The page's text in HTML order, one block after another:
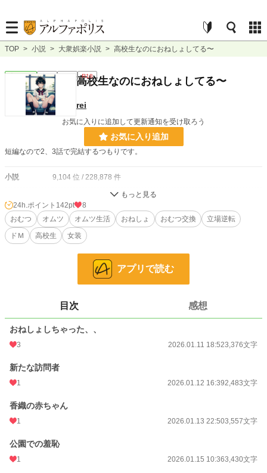
TOP > 小説 > 大衆娯楽小説 > 高校生なのにおねしょしてる〜
大衆娯楽 完結 R18
高校生なのにおねしょしてる〜
rei
お気に入りに追加して更新通知を受け取ろう
お気に入り追加
短編なので2、3話で完結するつもりです。
小説 9,104 位 / 228,878 件
お気に入り 8
24h.ポイント 142 pt
2026.01.17 21:43
2026.01.11 18:52
週間ポイント
月間ポイント 4,126 pt (9,775 位)
年間ポイント
累計ポイント 113,972 pt (28,168 位)
24h.ポイント 142pt
8
おむつ
オムツ オムツ生活 おねしょ おむつ交換
立場逆転
ドＭ
高校生 女装
アプリで読む
目次 感想
おねしょしちゃった、、
3 2026.01.11 18:523,376文字
新たな訪問者
1 2026.01.12 16:392,483文字
香織の赤ちゃん
1 2026.01.13 22:503,557文字
公園での羞恥
1 2026.01.15 10:363,430文字